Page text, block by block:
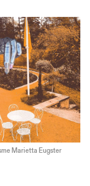
Marietta Eugster